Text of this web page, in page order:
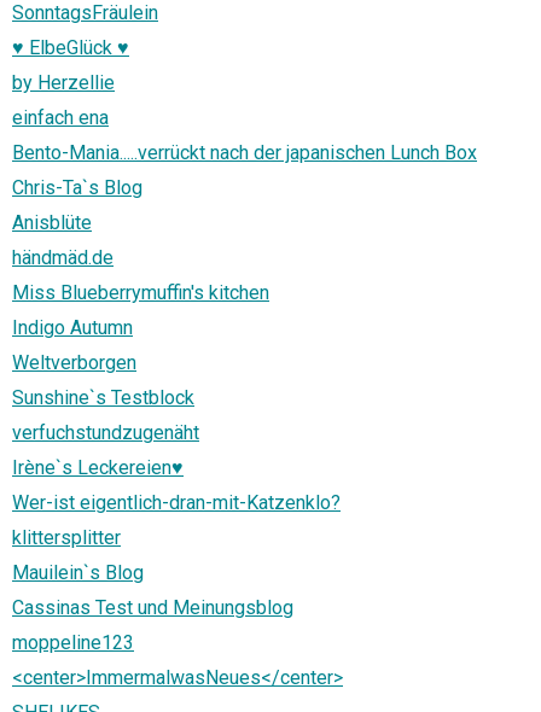
SonntagsFräulein
♥ ElbeGlück ♥
by Herzellie
einfach ena
Bento-Mania.....verrückt nach der japanischen Lunch Box
Chris-Ta`s Blog
Anisblüte
händmäd.de
Miss Blueberrymuffin's kitchen
Indigo Autumn
Weltverborgen
Sunshine`s Testblock
verfuchstundzugenäht
Irène`s Leckereien♥
Wer-ist eigentlich-dran-mit-Katzenklo?
klittersplitter
Mauilein`s Blog
Cassinas Test und Meinungsblog
moppeline123
<center>ImmermalwasNeues</center>